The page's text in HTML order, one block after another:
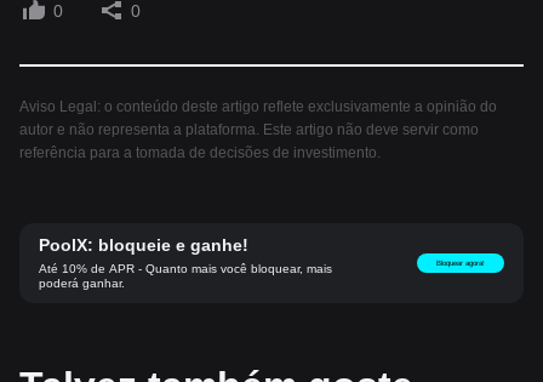
0 0
Aviso Legal: o conteúdo deste artigo reflete exclusivamente a opinião do
autor e não representa a plataforma. Este artigo não deve servir como
referência para a tomada de decisões de investimento.
PoolX: bloqueie e ganhe!
Até 10% de APR - Quanto mais você bloquear, mais
poderá ganhar.
Bloquear agora!